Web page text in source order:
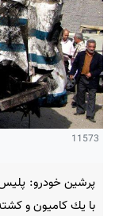
11573
پرشین خودرو:
با یك كامیون و كشته‌شدن 16